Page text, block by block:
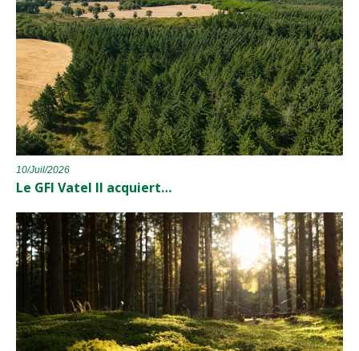
10/Juil/2026
Le GFI Vatel II acquiert…